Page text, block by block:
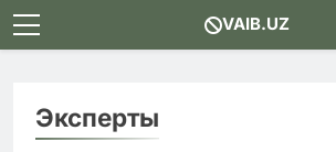
Skip
to
VAIB.UZ
Эксперты